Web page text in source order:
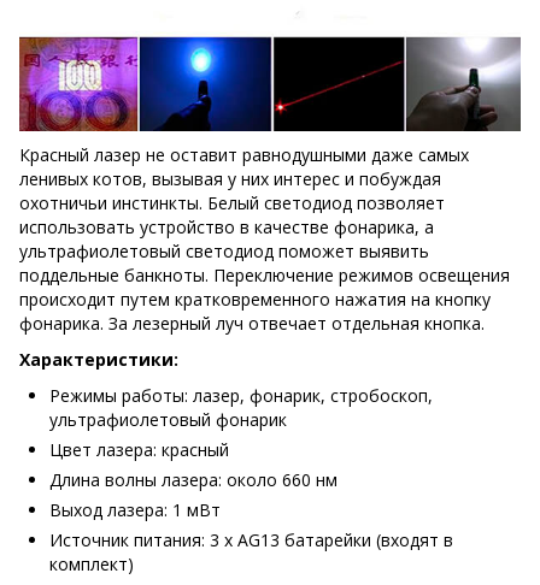
Красный лазер не оставит равнодушными даже самых
ленивых котов, вызывая у них интерес и побуждая
охотничьи инстинкты. Белый светодиод позволяет
использовать устройство в качестве фонарика, а
ультрафиолетовый светодиод поможет выявить
поддельные банкноты. Переключение режимов освещения
происходит путем кратковременного нажатия на кнопку
фонарика. За лезерный луч отвечает отдельная кнопка.
Характеристики:
Режимы работы: лазер, фонарик, стробоскоп,
ультрафиолетовый фонарик
Цвет лазера: красный
Длина волны лазера: около 660 нм
Выход лазера: 1 мВт
Источник питания: 3 x AG13 батарейки (входят в
комплект)